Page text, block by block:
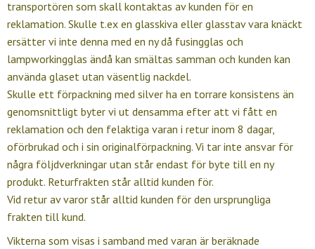
transportören som skall kontaktas av kunden för en
reklamation. Skulle t.ex en glasskiva eller glasstav vara knäckt
ersätter vi inte denna med en ny då fusingglas och
lampworkingglas ändå kan smältas samman och kunden kan
använda glaset utan väsentlig nackdel.
Skulle ett förpackning med silver ha en torrare konsistens än
genomsnittligt byter vi ut densamma efter att vi fått en
reklamation och den felaktiga varan i retur inom 8 dagar,
oförbrukad och i sin originalförpackning. Vi tar inte ansvar för
några följdverkningar utan står endast för byte till en ny
produkt. Returfrakten står alltid kunden för.
Vid retur av varor står alltid kunden för den ursprungliga
frakten till kund.
Vikterna som visas i samband med varan är beräknade